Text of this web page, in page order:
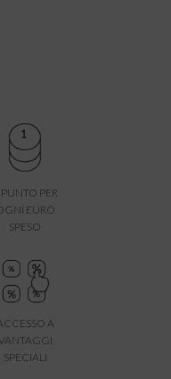
PUNTO PER
EURO
SPESO
A
SPECIALI